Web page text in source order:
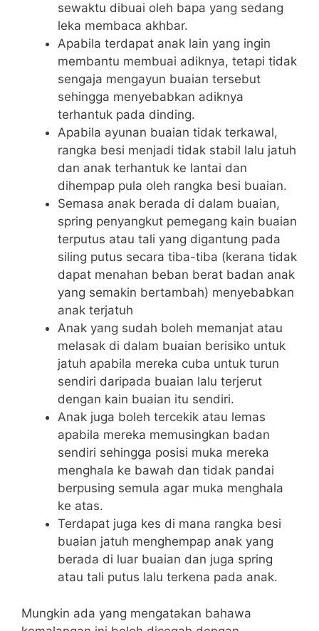
sewaktu dibuai oleh bapa yang sedang
leka membaca akhbar.
Apabila terdapat anak lain yang ingin
membantu membuai adiknya, tetapi tidak
sengaja mengayun buaian tersebut
sehingga menyebabkan adiknya
terhantuk pada dinding.
Apabila ayunan buaian tidak terkawal,
rangka besi menjadi tidak stabil lalu jatuh
dan anak terhantuk ke lantai dan
dihempap pula oleh rangka besi buaian.
Semasa anak berada di dalam buaian,
spring penyangkut pemegang kain buaian
terputus atau tali yang digantung pada
siling putus secara tiba-tiba (kerana tidak
dapat menahan beban berat badan anak
yang semakin bertambah) menyebabkan
anak terjatuh
Anak yang sudah boleh memanjat atau
melasak di dalam buaian berisiko untuk
jatuh apabila mereka cuba untuk turun
sendiri daripada buaian lalu terjerut
dengan kain buaian itu sendiri.
Anak juga boleh tercekik atau lemas
apabila mereka memusingkan badan
sendiri sehingga posisi muka mereka
menghala ke bawah dan tidak pandai
berpusing semula agar muka menghala
ke atas.
Terdapat juga kes di mana rangka besi
buaian jatuh menghempap anak yang
berada di luar buaian dan juga spring
atau tali putus lalu terkena pada anak.
Mungkin ada yang mengatakan bahawa